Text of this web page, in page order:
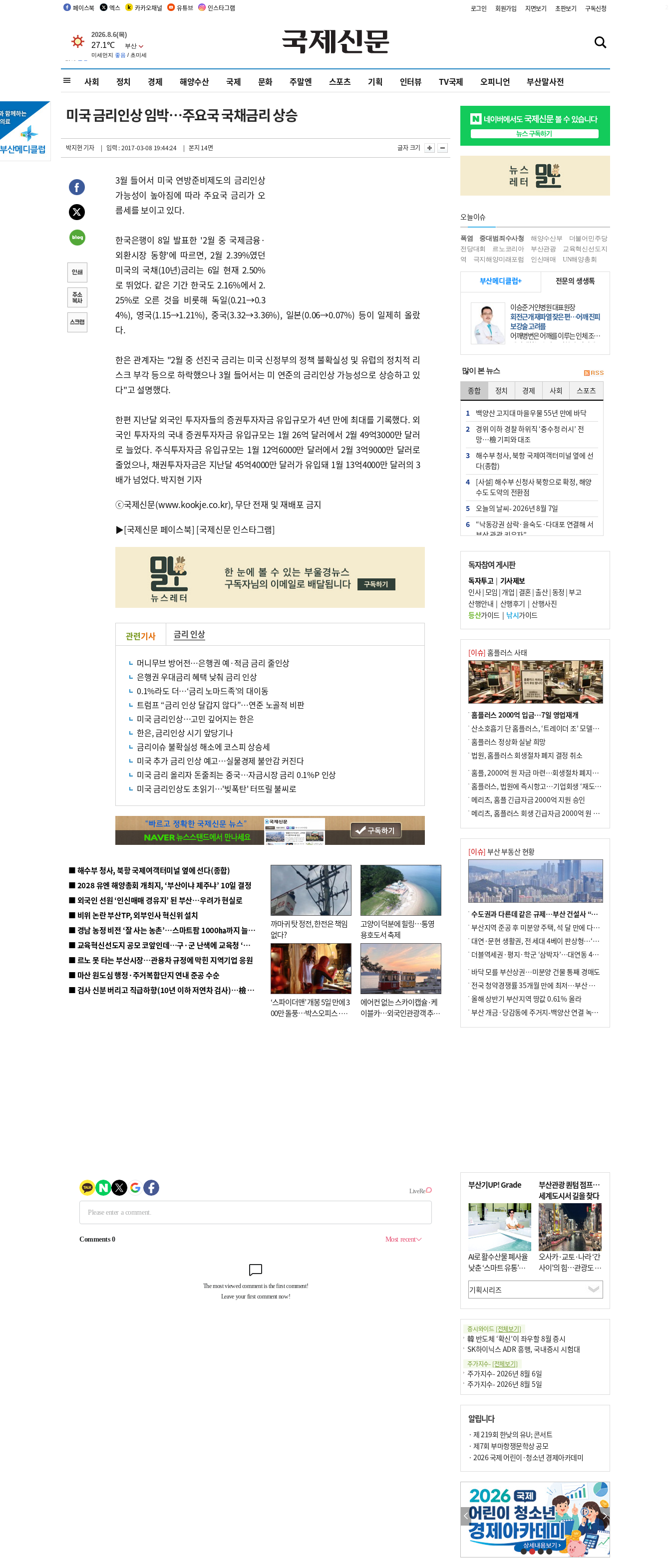
페이스북 엑스 카카오채널 유튜브 인스타그램 로그인 회원가입 지면보기 초판보기 구독신청
사회 정치 경제 해양수산 국제 문화 주말엔 스포츠 기획 인터뷰 TV국제 오피니언 부산말사전
미국 금리인상 임박…주요국 국채금리 상승
박지현 기자 | 입력 : 2017-03-08 19:44:24 | 본지 14면 글자 크기
3월 들어서 미국 연방준비제도의 금리인상
가능성이 높아짐에 따라 주요국 금리가 오
름세를 보이고 있다.
한국은행이 8일 발표한 '2월 중 국제금융·
외환시장 동향'에 따르면, 2월 2.39%였던
미국의 국채(10년)금리는 6일 현재 2.50%
로 뛰었다. 같은 기간 한국도 2.16%에서 2.
25%로 오른 것을 비롯해 독일(0.21→0.3
4%), 영국(1.15→1.21%), 중국(3.32→3.36%), 일본(0.06→0.07%) 등이 일제히 올랐
다.
한은 관계자는 "2월 중 선진국 금리는 미국 신정부의 정책 불확실성 및 유럽의 정치적 리
스크 부각 등으로 하락했으나 3월 들어서는 미 연준의 금리인상 가능성으로 상승하고 있
다"고 설명했다.
한편 지난달 외국인 투자자들의 증권투자자금 유입규모가 4년 만에 최대를 기록했다. 외
국인 투자자의 국내 증권투자자금 유입규모는 1월 26억 달러에서 2월 49억3000만 달러
로 늘었다. 주식투자자금 유입규모는 1월 12억6000만 달러에서 2월 3억9000만 달러로
줄었으나, 채권투자자금은 지난달 45억4000만 달러가 유입돼 1월 13억4000만 달러의 3
배가 넘었다. 박지현 기자
ⓒ국제신문(www.kookje.co.kr), 무단 전재 및 재배포 금지
▶[국제신문 페이스북] [국제신문 인스타그램]
관련기사 금리 인상
머니무브 방어전…은행권 예·적금 금리 줄인상
은행권 우대금리 혜택 낮춰 금리 인상
0.1%라도 더…‘금리 노마드족’의 대이동
트럼프 “금리 인상 달갑지 않다”…연준 노골적 비판
미국 금리인상…고민 깊어지는 한은
한은, 금리인상 시기 앞당기나
금리이슈 불확실성 해소에 코스피 상승세
미국 추가 금리 인상 예고…실물경제 불안감 커진다
미국 금리 올리자 돈줄죄는 중국…자금시장 금리 0.1%P 인상
미국 금리인상도 초읽기…'빚폭탄' 터뜨릴 불씨로
■ 해수부 청사, 북항 국제여객터미널 옆에 선다(종합)
■ 2028 유엔 해양총회 개최지, ‘부산이냐 제주냐’ 10일 결정
■ 외국인 선원 ‘인신매매 경유지’ 된 부산…우려가 현실로
■ 비위 논란 부산TP, 외부인사 혁신위 설치
■ 경남 농정 비전 ‘잘 사는 농촌’…스마트팜 1000㏊까지 늘린다
■ 교육혁신선도지 공모 코앞인데…구·군 난색에 교육청 ‘쩔쩔’
■ 르노 못 타는 부산시장…관용차 규정에 막힌 지역기업 응원
■ 마산 원도심 행정·주거복합단지 연내 준공 수순
■ 검사 신분 버리고 직급하향(10년 이하 저연차 검사)…檢 중수청행 기피
까마귀 탓 정전, 한전은 책임
없다?
고양이 덕분에 힐링…통영
용호도서 축제
‘스파이더맨’ 개봉 5일 만에 3
00만 돌풍…박스오피스·예
에어컨 없는 스카이캡슐·케
이블카…외국인관광객 추억
오늘이슈
폭염 중대범죄수사청 해양수산부
더불어민주당
전당대회
르노코리아 부산관광
교육혁신선도지
역
극지해양미래포럼 인신매매 UN해양총회
부산메디클럽+ 전문의 생생톡
이승준 거인병원 대표원장
회전근개 재파열 잦은 편…어깨 진피
보강술 고려를
어깨병변은 어깨를 이루는 인체 조직
에 발생하는 손상을 말한다. 여기에
는 오십견과 회전근개 증후군, 어깨
많이 본 뉴스
종합 정치 경제 사회 스포츠
1
백양산 고지대 마을우물 55년 만에 바닥
2
경위 이하 경찰 하위직 ‘중수청 러시’ 전
망…檢 기피와 대조
3
해수부 청사, 북항 국제여객터미널 옆에 선
다(종합)
4
[사설] 해수부 신청사 북항으로 확정, 해양
수도 도약의 전환점
5
오늘의 날씨- 2026년 8월 7일
6
“낙동강권 삼락·을숙도·다대포 연결해 서
부산 관광 키우자”
7
부울경 주말부터 비소식…‘극한 폭염’ 한풀
꺾일 듯
8
피란마을 67년 역사인데…전교생 24명 아
미초 통폐합 기로
9
외국인 선원 ‘인신매매 경유지’ 된 부산…
우려가 현실로
10 수사독점 책임 커진 경찰, 방치사건 해결 부
랴부랴 속도전
독자참여 게시판
독자투고| 기사제보
인사|모임 | 개업 | 결혼|출산|동정 |부고
산행안내 | 산행후기 | 산행사진
등산가이드| 낚시가이드
[이슈] 홈플러스 사태
홈플러스 2000억 입금…7일 영업재개
산소호흡기 단 홈플러스, ‘트레이더 조’ 모델로 살아날까
홈플러스 정상화 실낱 희망
법원, 홈플러스 회생절차 폐지 결정 취소
홈플, 2000억 원 자금 마련…회생절차 폐지에 즉시항고(종합)
홈플러스, 법원에 즉시항고…기업회생 ‘재도전’
메리츠, 홈플 긴급자금 2000억 지원 승인
메리츠, 홈플러스 회생 긴급자금 2000억 원 지원 승인
[이슈] 부산 부동산 현황
수도권과 다른데 같은 규제…부산 건설사 “쓰러지기 직전”
부산지역 준공 후 미분양 주택, 석 달 만에 다시 3000가구 넘어서
대연·문현 생활권, 전 세대 4베이 판상형…‘더샵 트리센트’ 내달 분양
더블역세권·평지·학군 ‘삼박자’…대연동 42층 브랜드 단지
바닥 모를 부산상권…미분양 건물 통째 경매도
전국 청약경쟁률 35개월 만에 최저…부산 미분양 ‘적체’ 심화
올해 상반기 부산지역 땅값 0.61% 올라
부산 개금·당감동에 주거지-백양산 연결 녹지 조성
부산기UP! Grade
AI로 활수산물 폐사율
낮춘 ‘스마트 유통’…
사막·산악지대 수출
도전
부산관광 퀀텀 점프…
세계도시서 길을 찾다
오사카·교토·나라 ‘간
사이’의 힘…관광도 뭉
쳐야 흥한다
증시와이드 [전체보기]
韓 반도체 ‘확신’이 좌우할 8월 증시
SK하이닉스 ADR 흥행, 국내증시 시험대
주가지수- [전체보기]
주가지수- 2026년 8월 6일
주가지수- 2026년 8월 5일
알립니다
· 제 219회 한낮의 유U; 콘서트
· 제7회 부마항쟁문학상 공모
· 2026 국제 어린이·청소년 경제아카데미